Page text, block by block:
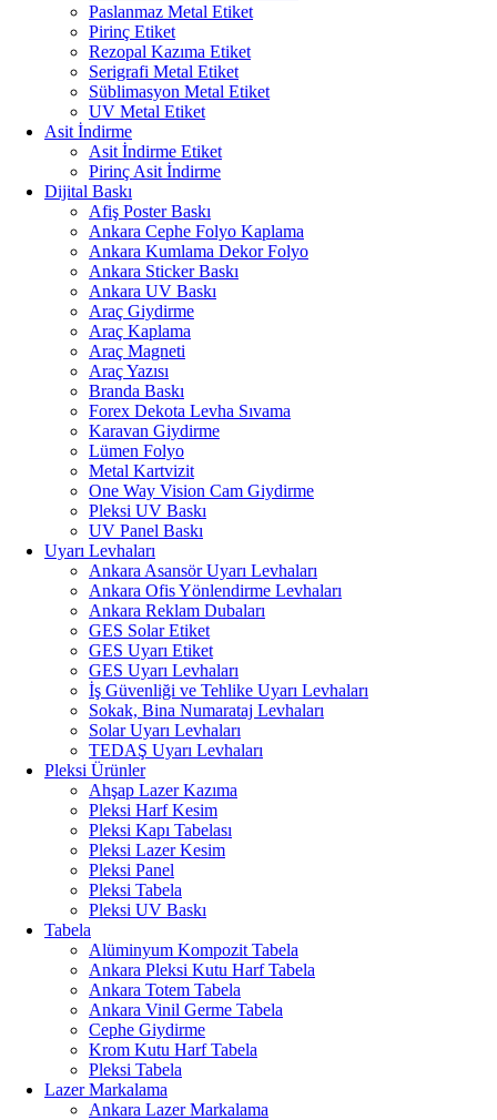
Paslanmaz Metal Etiket
Pirinç Etiket
Rezopal Kazıma Etiket
Serigrafi Metal Etiket
Süblimasyon Metal Etiket
UV Metal Etiket
Asit İndirme
Asit İndirme Etiket
Pirinç Asit İndirme
Dijital Baskı
Afiş Poster Baskı
Ankara Cephe Folyo Kaplama
Ankara Kumlama Dekor Folyo
Ankara Sticker Baskı
Ankara UV Baskı
Araç Giydirme
Araç Kaplama
Araç Magneti
Araç Yazısı
Branda Baskı
Forex Dekota Levha Sıvama
Karavan Giydirme
Lümen Folyo
Metal Kartvizit
One Way Vision Cam Giydirme
Pleksi UV Baskı
UV Panel Baskı
Uyarı Levhaları
Ankara Asansör Uyarı Levhaları
Ankara Ofis Yönlendirme Levhaları
Ankara Reklam Dubaları
GES Solar Etiket
GES Uyarı Etiket
GES Uyarı Levhaları
İş Güvenliği ve Tehlike Uyarı Levhaları
Sokak, Bina Numarataj Levhaları
Solar Uyarı Levhaları
TEDAŞ Uyarı Levhaları
Pleksi Ürünler
Ahşap Lazer Kazıma
Pleksi Harf Kesim
Pleksi Kapı Tabelası
Pleksi Lazer Kesim
Pleksi Panel
Pleksi Tabela
Pleksi UV Baskı
Tabela
Alüminyum Kompozit Tabela
Ankara Pleksi Kutu Harf Tabela
Ankara Totem Tabela
Ankara Vinil Germe Tabela
Cephe Giydirme
Krom Kutu Harf Tabela
Pleksi Tabela
Lazer Markalama
Ankara Lazer Markalama